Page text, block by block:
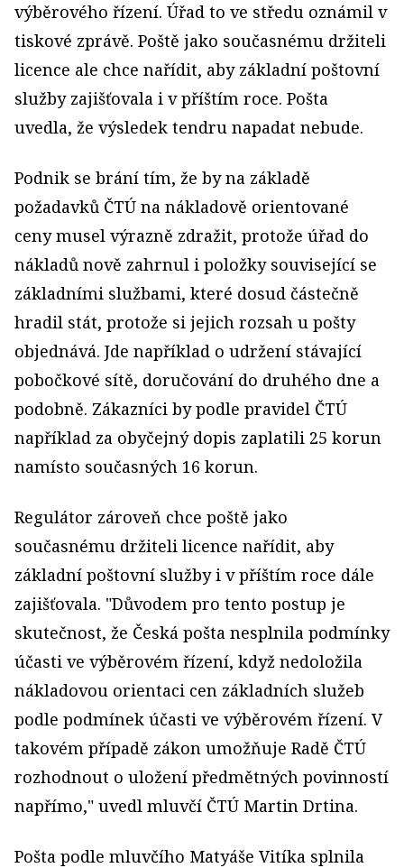
výběrového řízení. Úřad to ve středu oznámil v
tiskové zprávě. Poště jako současnému držiteli
licence ale chce nařídit, aby základní poštovní
služby zajišťovala i v příštím roce. Pošta
uvedla, že výsledek tendru napadat nebude.
Podnik se brání tím, že by na základě
požadavků ČTÚ na nákladově orientované
ceny musel výrazně zdražit, protože úřad do
nákladů nově zahrnul i položky související se
základními službami, které dosud částečně
hradil stát, protože si jejich rozsah u pošty
objednává. Jde například o udržení stávající
pobočkové sítě, doručování do druhého dne a
podobně. Zákazníci by podle pravidel ČTÚ
například za obyčejný dopis zaplatili 25 korun
namísto současných 16 korun.
Regulátor zároveň chce poště jako
současnému držiteli licence nařídit, aby
základní poštovní služby i v příštím roce dále
zajišťovala. "Důvodem pro tento postup je
skutečnost, že Česká pošta nesplnila podmínky
účasti ve výběrovém řízení, když nedoložila
nákladovou orientaci cen základních služeb
podle podmínek účasti ve výběrovém řízení. V
takovém případě zákon umožňuje Radě ČTÚ
rozhodnout o uložení předmětných povinností
napřímo," uvedl mluvčí ČTÚ Martin Drtina.
Pošta podle mluvčího Matyáše Vitíka splnila